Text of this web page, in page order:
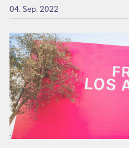
04. Sep. 2022